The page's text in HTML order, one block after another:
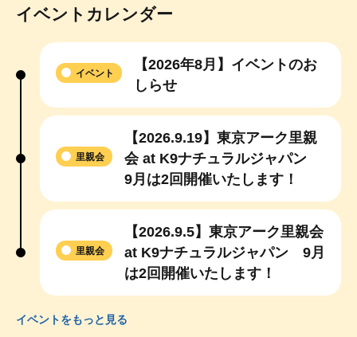
イベントカレンダー
【2026年8月】イベントのお
しらせ
イベント
【2026.9.19】東京アーク里親
会 at K9ナチュラルジャパン
9月は2回開催いたします！
里親会
【2026.9.5】東京アーク里親会
at K9ナチュラルジャパン 9月
は2回開催いたします！
里親会
イベントをもっと見る